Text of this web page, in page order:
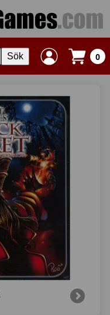
Sök 0